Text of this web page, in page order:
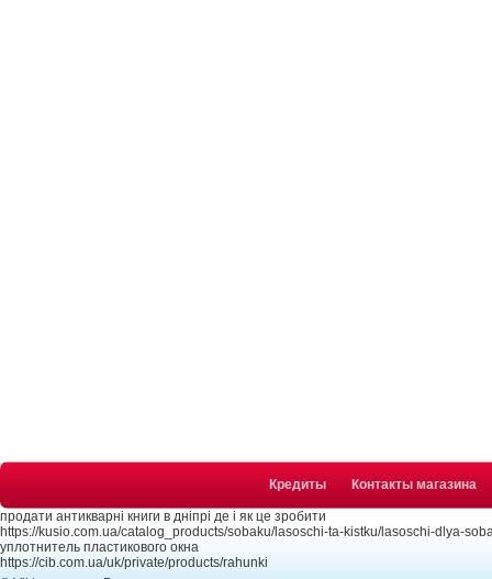
Кредиты Контакты магазина
продати антикварні книги в дніпрі де і як це зробити
https://kusio.com.ua/catalog_products/sobaku/lasoschi-ta-kistku/lasoschi-dlya-
уплотнитель пластикового окна
https://cib.com.ua/uk/private/products/rahunki